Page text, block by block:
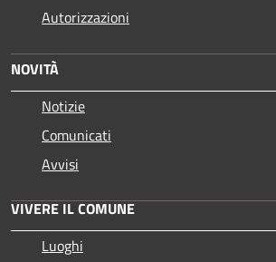
Autorizzazioni
NOVITÀ
Notizie
Comunicati
Avvisi
VIVERE IL COMUNE
Luoghi